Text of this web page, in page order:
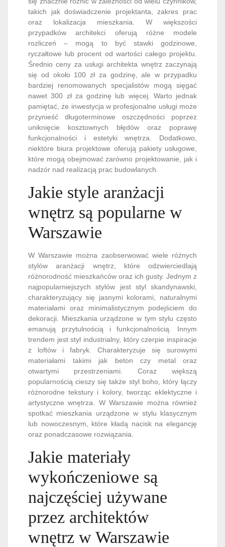
takich jak doświadczenie projektanta, zakres prac
oraz lokalizacja mieszkania. W większości
przypadków architekci oferują różne modele
rozliczeń – mogą to być stawki godzinowe,
ryczałtowe lub procent od wartości całego projektu.
Średnio ceny za usługi architekta wnętrz zaczynają
się od około 100 zł za godzinę, ale w przypadku
bardziej renomowanych specjalistów mogą sięgać
nawet 300 zł za godzinę lub więcej. Warto jednak
pamiętać, że inwestycja w profesjonalne usługi może
przynieść długoterminowe oszczędności poprzez
uniknięcie kosztownych błędów oraz poprawę
funkcjonalności i estetyki wnętrza. Dodatkowo,
niektóre biura projektowe oferują pakiety usługowe,
które mogą obejmować zarówno projektowanie, jak i
nadzór nad realizacją prac budowlanych.
Jakie style aranżacji
wnętrz są popularne w
Warszawie
W Warszawie można zaobserwować wiele różnych
stylów aranżacji wnętrz, które odzwierciedlają
różnorodność mieszkańców oraz ich gusty. Jednym z
najpopularniejszych stylów jest styl skandynawski,
charakteryzujący się jasnymi kolorami, naturalnymi
materiałami oraz minimalistycznym podejściem do
dekoracji. Mieszkania urządzone w tym stylu często
emanują przytulnością i funkcjonalnością. Innym
trendem jest styl industrialny, który czerpie inspiracje
z loftów i fabryk. Charakteryzuje się surowymi
materiałami takimi jak beton czy metal oraz
otwartymi przestrzeniami. Coraz większą
popularnością cieszy się także styl boho, który łączy
różnorodne tekstury i kolory, tworząc eklektyczne i
artystyczne wnętrza. W Warszawie można również
spotkać mieszkania urządzone w stylu klasycznym
lub nowoczesnym, które kładą nacisk na elegancję
oraz ponadczasowe rozwiązania.
Jakie materiały
wykończeniowe są
najczęściej używane
przez architektów
wnętrz w Warszawie